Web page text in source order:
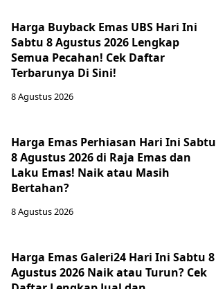
Harga Buyback Emas UBS Hari Ini
Sabtu 8 Agustus 2026 Lengkap
Semua Pecahan! Cek Daftar
Terbarunya Di Sini!
8 Agustus 2026
Harga Emas Perhiasan Hari Ini Sabtu
8 Agustus 2026 di Raja Emas dan
Laku Emas! Naik atau Masih
Bertahan?
8 Agustus 2026
Harga Emas Galeri24 Hari Ini Sabtu 8
Agustus 2026 Naik atau Turun? Cek